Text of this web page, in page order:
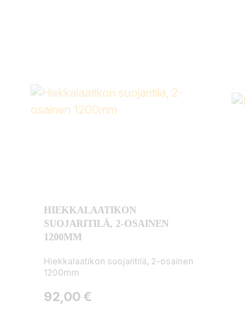
HIEKKALAATIKON
SUOJARITILÄ, 2-OSAINEN
1200MM
Hiekkalaatikon suojaritilä, 2-osainen
1200mm
Hinta
92,00 €